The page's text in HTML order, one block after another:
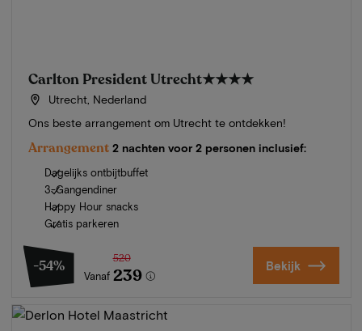
Carlton President Utrecht★★★★
Utrecht, Nederland
Ons beste arrangement om Utrecht te ontdekken!
Arrangement 2 nachten voor 2 personen inclusief:
Dagelijks ontbijtbuffet
3-Gangendiner
Happy Hour snacks
Gratis parkeren
-54%
Vanaf
520
239 Bekijk